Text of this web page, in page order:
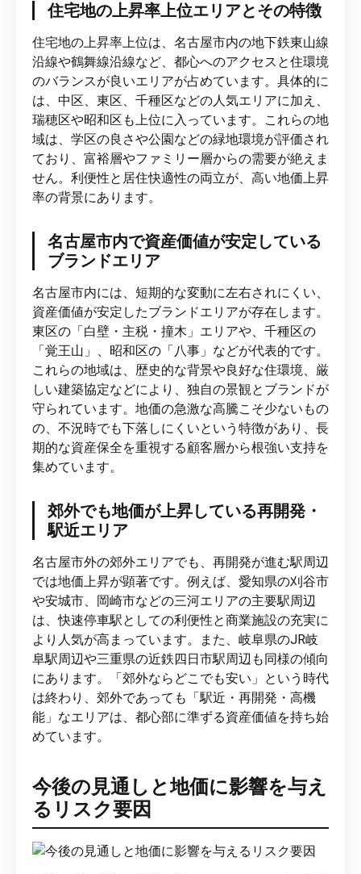
住宅地の上昇率上位エリアとその特徴
住宅地の上昇率上位は、名古屋市内の地下鉄東山線
沿線や鶴舞線沿線など、都心へのアクセスと住環境
のバランスが良いエリアが占めています。具体的に
は、中区、東区、千種区などの人気エリアに加え、
瑞穂区や昭和区も上位に入っています。これらの地
域は、学区の良さや公園などの緑地環境が評価され
ており、富裕層やファミリー層からの需要が絶えま
せん。利便性と居住快適性の両立が、高い地価上昇
率の背景にあります。
名古屋市内で資産価値が安定している
ブランドエリア
名古屋市内には、短期的な変動に左右されにくい、
資産価値が安定したブランドエリアが存在します。
東区の「白壁・主税・撞木」エリアや、千種区の
「覚王山」、昭和区の「八事」などが代表的です。
これらの地域は、歴史的な背景や良好な住環境、厳
しい建築協定などにより、独自の景観とブランドが
守られています。地価の急激な高騰こそ少ないもの
の、不況時でも下落しにくいという特徴があり、長
期的な資産保全を重視する顧客層から根強い支持を
集めています。
郊外でも地価が上昇している再開発・
駅近エリア
名古屋市外の郊外エリアでも、再開発が進む駅周辺
では地価上昇が顕著です。例えば、愛知県の刈谷市
や安城市、岡崎市などの三河エリアの主要駅周辺
は、快速停車駅としての利便性と商業施設の充実に
より人気が高まっています。また、岐阜県のJR岐
阜駅周辺や三重県の近鉄四日市駅周辺も同様の傾向
にあります。「郊外ならどこでも安い」という時代
は終わり、郊外であっても「駅近・再開発・高機
能」なエリアは、都心部に準ずる資産価値を持ち始
めています。
今後の見通しと地価に影響を与え
るリスク要因